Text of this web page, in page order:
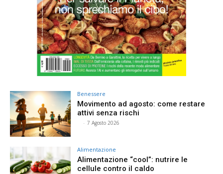
Benessere
Movimento ad agosto: come restare
attivi senza rischi
- 7 Agosto 2026
Alimentazione
Alimentazione “cool”: nutrire le
cellule contro il caldo